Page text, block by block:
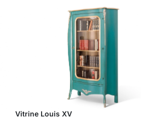
Vitrine Louis XV